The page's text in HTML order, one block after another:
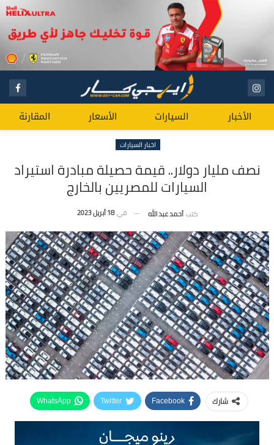
الأخبار السيارات الأسعار المقارنة
اخبار السيارات
نصف مليار دولار.. قيمة حصيلة مبادرة استيراد
السيارات للمصريين بالخارج
كتب أحمد عبد الله في 18 أبريل 2023
شارك Facebook
Twitter
WhatsApp